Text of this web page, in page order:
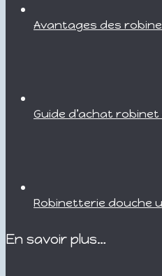
Avantages des
Guide d’achat robinet
Robinetterie douche
En savoir plus…